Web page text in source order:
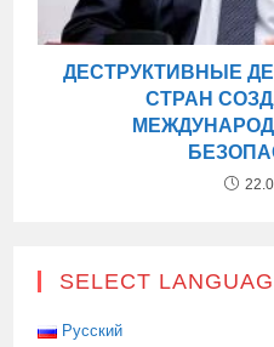
ДЕСТРУКТИВНЫЕ
СТРАН
SELECT
Русский